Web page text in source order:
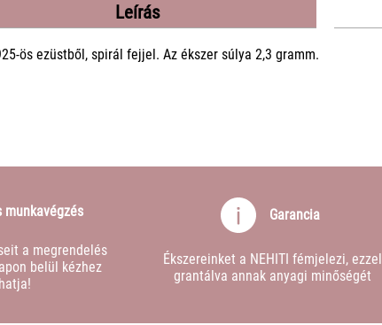
Leírás
ös ezüstből, spirál fejjel. Az ékszer súlya 2,3 gramm.
munkavégzés
a megrendelés
belül kézhez
Garancia
Ékszereinket a NEHITI fémjelezi, ezzel
grantálva annak anyagi minőségét